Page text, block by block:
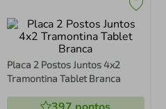
Placa 2 Postos Juntos 4x2
Tramontina Tablet Branca